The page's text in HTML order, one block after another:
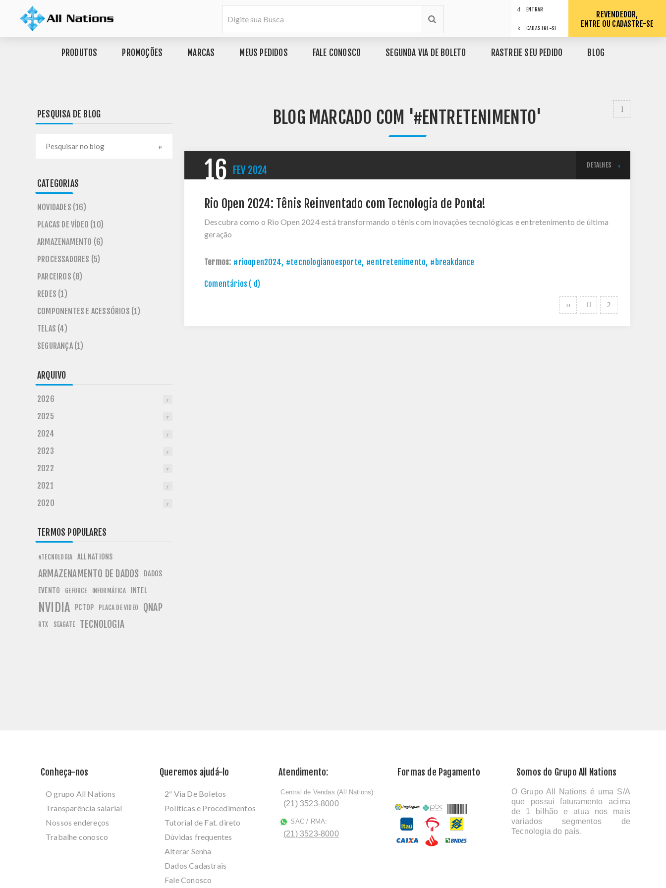
ENTRAR
CADASTRE-SE
REVENDEDOR,
ENTRE OU CADASTRE-SE
PRODUTOS PROMOÇÕES MARCAS MEUS PEDIDOS FALE CONOSCO SEGUNDA VIA DE BOLETO RASTREIE SEU PEDIDO BLOG
BLOG MARCADO COM '#ENTRETENIMENTO'
16 FEV 2024 DETALHES
Rio Open 2024: Tênis Reinventado com Tecnologia de Ponta!
Descubra como o Rio Open 2024 está transformando o tênis com inovações tecnológicas e entretenimento de última
geração
Termos: #rioopen2024, #tecnologianoesporte, #entretenimento, #breakdance
Comentários ( d)
PESQUISA DE BLOG
CATEGORIAS
NOVIDADES (16)
PLACAS DE VÍDEO (10)
ARMAZENAMENTO (6)
PROCESSADORES (5)
PARCEIROS (8)
REDES (1)
COMPONENTES E ACESSÓRIOS (1)
TELAS (4)
SEGURANÇA (1)
ARQUIVO
2026
2025
2024
2023
2022
2021
2020
TERMOS POPULARES
#TECNOLOGIA ALL NATIONS
ARMAZENAMENTO DE DADOS DADOS
EVENTO
GEFORCE INFORMÁTICA INTEL
NVIDIA PCTOP PLACA DE VIDEO QNAP
RTX SEAGATE TECNOLOGIA
Conheça-nos
O grupo All Nations
Transparência salarial
Nossos endereços
Trabalhe conosco
Queremos ajudá-lo
2ª Via De Boletos
Políticas e Procedimentos
Tutorial de Fat. direto
Dúvidas frequentes
Alterar Senha
Dados Cadastrais
Fale Conosco
Atendimento:
ﾠCentral de Vendas (All Nations):
(21) 3523-8000
SAC / RMA:
(21) 3523-8000
Formas de Pagamento Somos do Grupo All Nations
O Grupo All Nations é uma S/A
que possui faturamento acima
de 1 bilhão e atua nos mais
variados segmentos de
Tecnologia do país.